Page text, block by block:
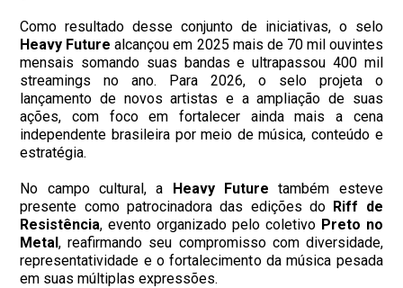
Como resultado desse conjunto de iniciativas, o selo
Heavy Future alcançou em 2025 mais de 70 mil ouvintes
mensais somando suas bandas e ultrapassou 400 mil
streamings no ano. Para 2026, o selo projeta o
lançamento de novos artistas e a ampliação de suas
ações, com foco em fortalecer ainda mais a cena
independente brasileira por meio de música, conteúdo e
estratégia.
No campo cultural, a Heavy Future também esteve
presente como patrocinadora das edições do Riff de
Resistência, evento organizado pelo coletivo Preto no
Metal, reafirmando seu compromisso com diversidade,
representatividade e o fortalecimento da música pesada
em suas múltiplas expressões.